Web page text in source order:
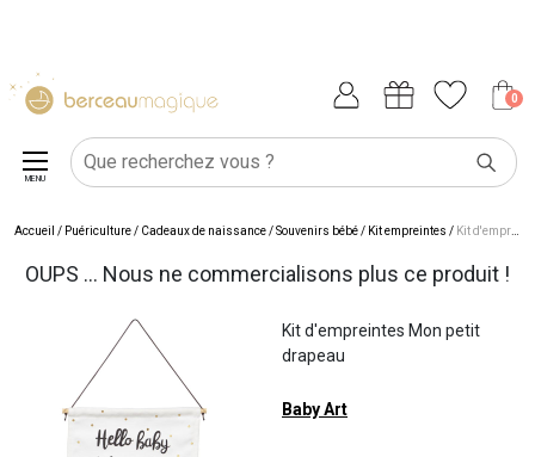
0
MENU
Accueil / Puériculture/ Cadeaux de naissance/Souvenirs bébé/ Kit empreintes / Kit d'empreintes Mon petit drapeau
OUPS ... Nous ne commercialisons plus ce produit !
Kit d'empreintes Mon petit
drapeau
Baby Art